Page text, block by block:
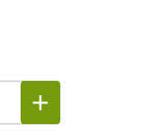
+